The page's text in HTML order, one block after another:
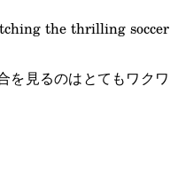
the thrilling soccer
を見るのはとてもワクワ